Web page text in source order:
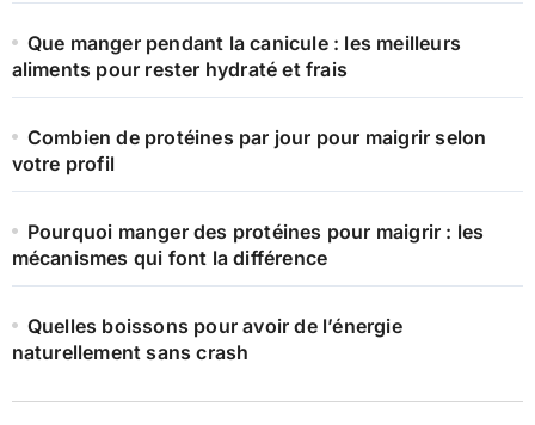
Que manger pendant la canicule : les meilleurs
aliments pour rester hydraté et frais
Combien de protéines par jour pour maigrir selon
votre profil
Pourquoi manger des protéines pour maigrir : les
mécanismes qui font la différence
Quelles boissons pour avoir de l’énergie
naturellement sans crash